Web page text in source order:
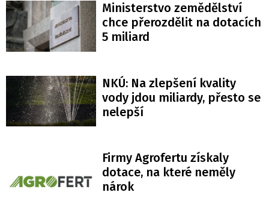
Ministerstvo zemědělství
chce přerozdělit na dotacích
5 miliard
NKÚ: Na zlepšení kvality
vody jdou miliardy, přesto se
nelepší
Firmy Agrofertu získaly
dotace, na které neměly
nárok